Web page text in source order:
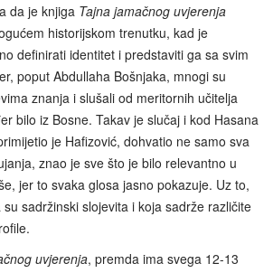
da je knjiga Tajna jamačnog uvjerenja
historijskom trenutku, kad je
definirati identitet i predstaviti ga sa svim
poput Abdullaha Bošnjaka, mnogi su
znanja i slušali od meritornih učitelja
bilo iz Bosne. Takav je slučaj i kod Hasana
je Hafizović, dohvatio ne samo sva
znao je sve što je bilo relevantno u
jer to svaka glosa jasno pokazuje. Uz to,
sadržinski slojevita i koja sadrže različite
uvjerenja, premda ima svega 12-13